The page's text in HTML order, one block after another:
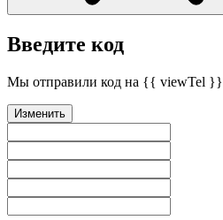
Введите код
Мы отправили код на {{ viewTel }}
Изменить